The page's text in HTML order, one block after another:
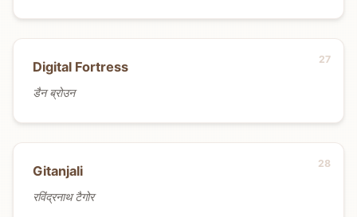
Digital Fortress
डैन ब्रोउन
Gitanjali
रविंद्रनाथ टैगोर